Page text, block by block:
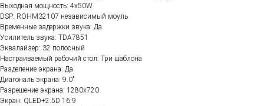
Выходная мощность: 4x50W
DSP: ROHM32107 независимый моуль
Временные задержки звука: Да
Усилитель звука: TDA7851
Эквалайзер: 32 полосный
Настраиваемый рабочий стол: Три шаблона
Разделение экрана: Да
Диагональ экрана: 9.0"
Разрешение экрана: 1280x720
Экран: QLED+2.5D 16:9